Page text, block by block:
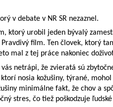
v debate v NR SR nezaznel.
ktorý urobil jeden bývalý
film. Ten človek, ktorý
mal z tej práce nakoniec
vás netrápi, že zvieratá sú
nosia kožušiny, týrané,
minimálne fakt, že chov a
stres, čo tiež poškodzuje